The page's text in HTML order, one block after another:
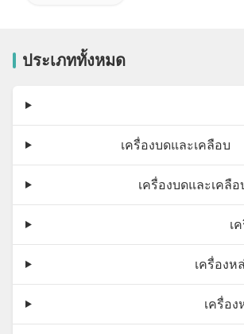
ประเภททั้งหมด
เครื่องบดและเคลือบ
เครื่องบดและเคลื
เ
เครื่องห
เครื่อ